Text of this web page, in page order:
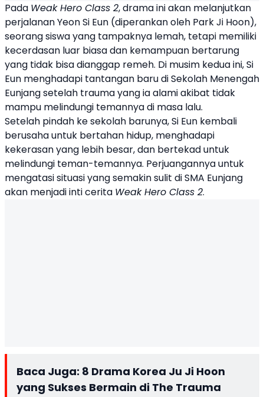
Pada Weak Hero Class 2, drama ini akan melanjutkan
perjalanan Yeon Si Eun (diperankan oleh Park Ji Hoon),
seorang siswa yang tampaknya lemah, tetapi memiliki
kecerdasan luar biasa dan kemampuan bertarung
yang tidak bisa dianggap remeh. Di musim kedua ini, Si
Eun menghadapi tantangan baru di Sekolah Menengah
Eunjang setelah trauma yang ia alami akibat tidak
mampu melindungi temannya di masa lalu.
Setelah pindah ke sekolah barunya, Si Eun kembali
berusaha untuk bertahan hidup, menghadapi
kekerasan yang lebih besar, dan bertekad untuk
melindungi teman-temannya. Perjuangannya untuk
mengatasi situasi yang semakin sulit di SMA Eunjang
akan menjadi inti cerita Weak Hero Class 2.
Baca Juga: 8 Drama Korea Ju Ji Hoon
yang Sukses Bermain di The Trauma